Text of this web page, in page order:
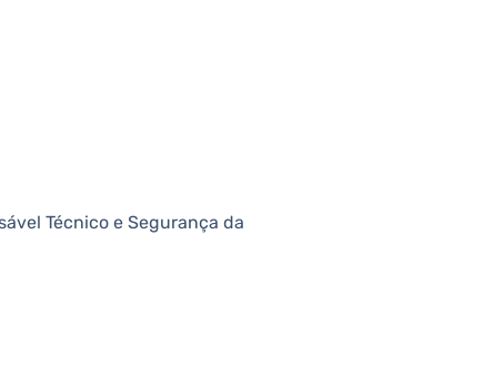
Técnico e Segurança da